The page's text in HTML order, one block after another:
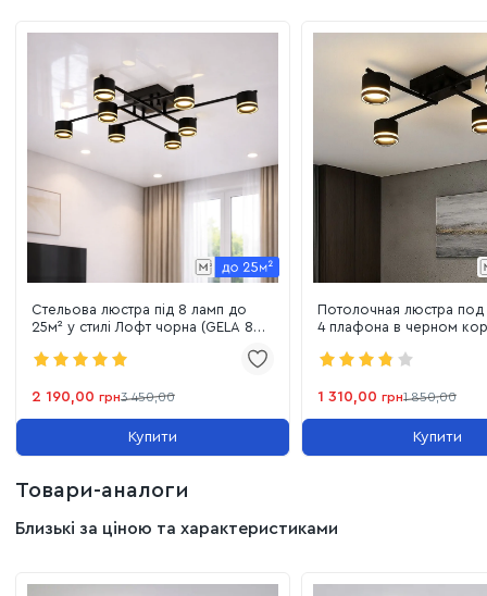
Стельова люстра під 8 ламп до
25м² у стилі Лофт чорна (GELA 8R
2 190,00 грн3 450,00
Купити
Потолочная люстра под
4 плафона в черном
1 310,00 грн1 850,00
Купити
Товари-аналоги
Близькі за ціною та характеристиками